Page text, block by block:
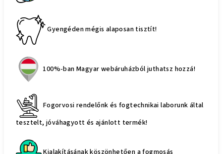
Gyengéden mégis alaposan tisztít!
100%-ban Magyar webáruházból juthatsz hozzá!
Fogorvosi rendelőnk és fogtechnikai laborunk által
tesztelt, jóváhagyott és ajánlott termék!